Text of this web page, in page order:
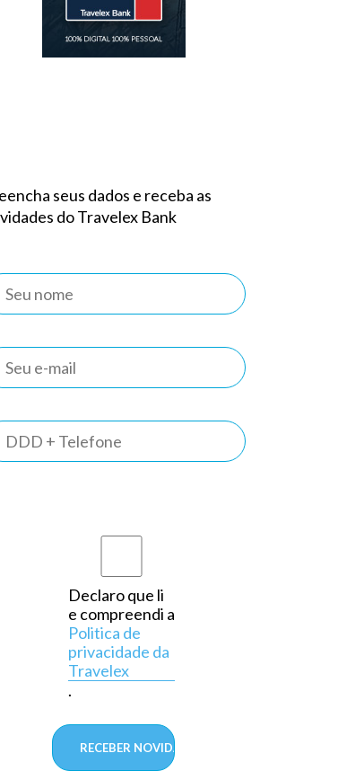
seus dados e receba as
do Travelex Bank
Declaro que li
e compreendi a
Politica de
privacidade da
Travelex
.
TRAVELEX
BANK
primeiro
banco do
país a
operar
exclusivamente
em
aprovado
pelo